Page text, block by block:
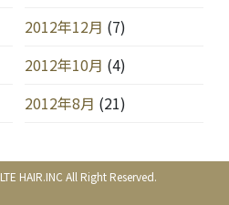
2012年12月 (7)
2012年10月 (4)
2012年8月 (21)
HAIR.INC All Right Reserved.